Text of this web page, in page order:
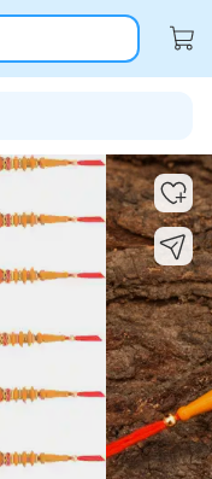
Key Highlights